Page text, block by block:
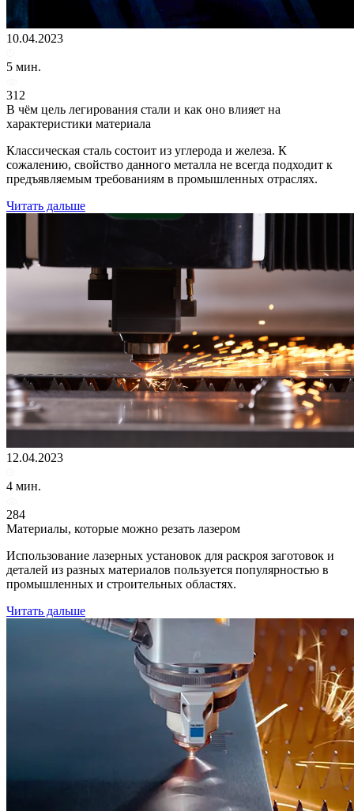
10.04.2023
5 мин.
312
В чём цель легирования стали и как оно влияет на
характеристики материала
Классическая сталь состоит из углерода и железа. К
сожалению, свойство данного металла не всегда подходит к
предъявляемым требованиям в промышленных отраслях.
Читать дальше
12.04.2023
4 мин.
284
Материалы, которые можно резать лазером
Использование лазерных установок для раскроя заготовок и
деталей из разных материалов пользуется популярностью в
промышленных и строительных областях.
Читать дальше